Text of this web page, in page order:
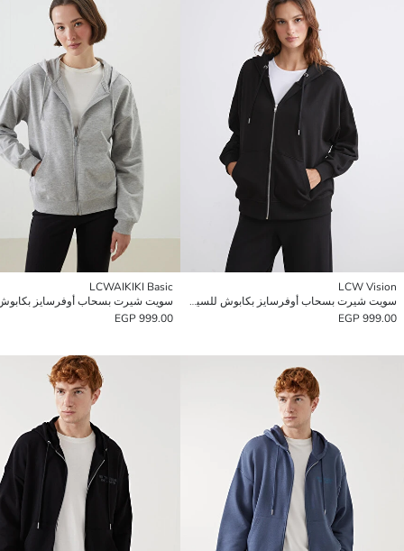
LCW Vision
سويت شيرت بسحاب أوفرسايز بكابوش للسيدات
999.00 EGP
LCWAIKIKI Basic
999.00 EGP